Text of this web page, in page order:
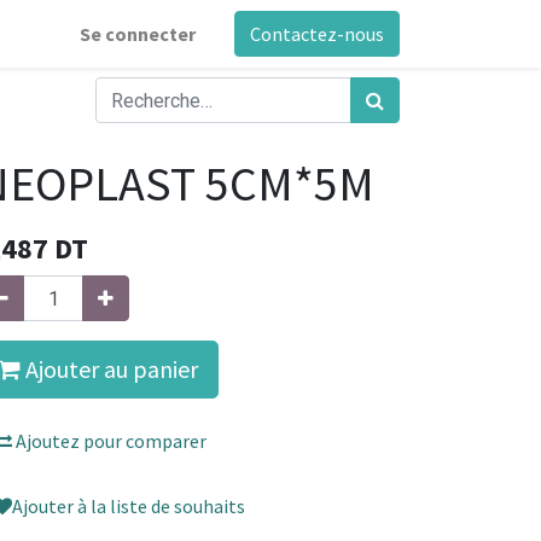
Se connecter Contactez-nous
5CM*5M
DT
Ajouter au panier
Ajoutez pour comparer
Ajouter à la liste de souhaits